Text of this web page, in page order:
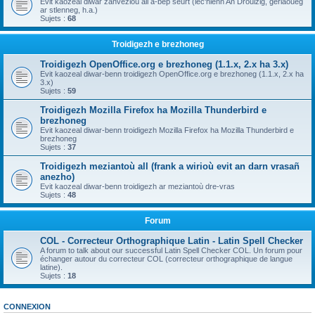
ar stlenneg, h.a.)
Sujets : 68
Troidigezh e brezhoneg
Troidigezh OpenOffice.org e brezhoneg (1.1.x, 2.x ha 3.x)
Evit kaozeal diwar-benn troidigezh OpenOffice.org e brezhoneg (1.1.x, 2.x ha
3.x)
Sujets : 59
Troidigezh Mozilla Firefox ha Mozilla Thunderbird e
brezhoneg
Evit kaozeal diwar-benn troidigezh Mozilla Firefox ha Mozilla Thunderbird e
brezhoneg
Sujets : 37
Troidigezh meziantoù all (frank a wirioù evit an darn vrasañ
anezho)
Evit kaozeal diwar-benn troidigezh ar meziantoù dre-vras
Sujets : 48
Forum
COL - Correcteur Orthographique Latin - Latin Spell Checker
A forum to talk about our successful Latin Spell Checker COL. Un forum pour
échanger autour du correcteur COL (correcteur orthographique de langue
latine).
Sujets : 18
CONNEXION